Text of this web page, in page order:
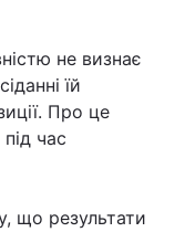
не визнає
їй
Про це
час
що результати